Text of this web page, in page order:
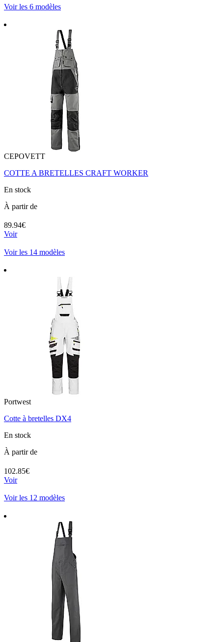
Voir les 6 modèles
CEPOVETT
COTTE A BRETELLES CRAFT WORKER
En stock
À partir de
89.94€
Voir
Voir les 14 modèles
Portwest
Cotte à bretelles DX4
En stock
À partir de
102.85€
Voir
Voir les 12 modèles